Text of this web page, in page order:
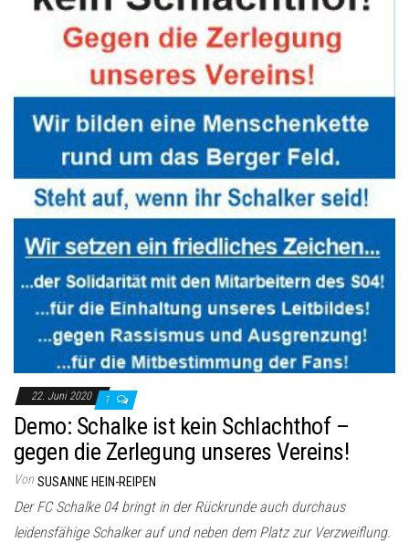
22. Juni 2020 1
Demo: Schalke ist kein Schlachthof –
gegen die Zerlegung unseres Vereins!
Von SUSANNE HEIN-REIPEN
Der FC Schalke 04 bringt in der Rückrunde auch durchaus
leidensfähige Schalker auf und neben dem Platz zur Verzweiflung.